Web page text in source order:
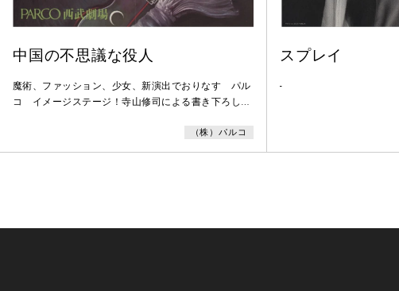
中国の不思議な役人
魔術、ファッション、少女、新演出でおりなす パル
コ イメージステージ！寺山修司による書き下ろし作
（株）パルコ
スプレイ
-